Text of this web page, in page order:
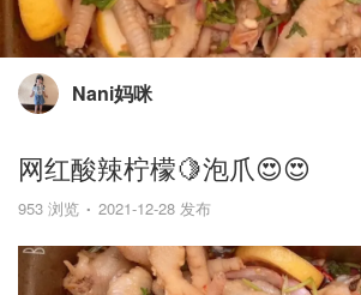
Nani妈咪
网红酸辣柠檬🍋泡爪😍😍
953 浏览 2021-12-28 发布